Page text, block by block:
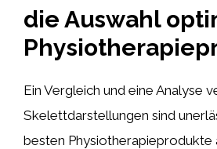
die Auswahl
Ein Vergleich und eine Analyse
Skelettdarstellungen sind
besten Physiotherapieprodukte